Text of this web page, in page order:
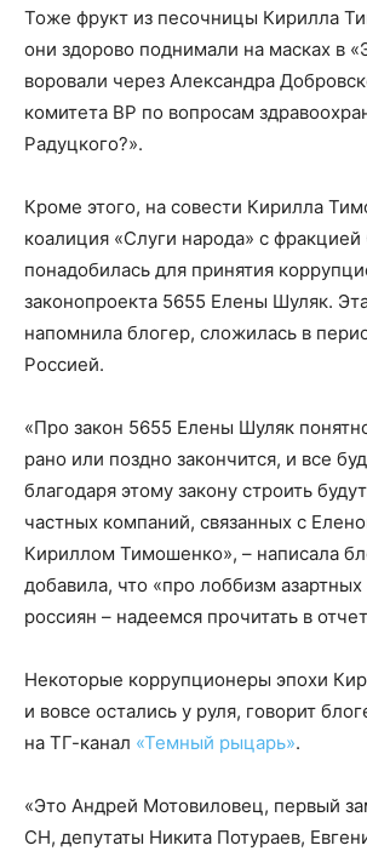
Тоже фрукт из песочницы Кирилла
они здорово поднимали на масках в
воровали через Александра
комитета ВР по вопросам
Радуцкого?».
Кроме этого, на совести Кирилла
коалиция «Слуги народа» с
понадобилась для принятия
законопроекта 5655 Елены Шуляк.
напомнила блогер, сложилась в
Россией.
«Про закон 5655 Елены Шуляк
рано или поздно закончится, и все
благодаря этому закону строить
частных компаний, связанных с
Кириллом Тимошенко», – написала
добавила, что «про лоббизм азартных
россиян – надеемся прочитать в
Некоторые коррупционеры эпохи
и вовсе остались у руля, говорит
на ТГ-канал «Темный рыцарь».
«Это Андрей Мотовиловец, первый
СН, депутаты Никита Потураев,